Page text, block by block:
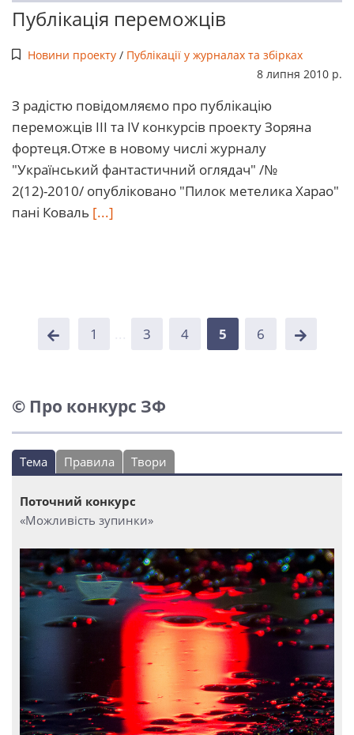
Публікація переможців
Новини проекту/ Публікації у журналах та збірках
8 липня 2010 р.
З радістю повідомляємо про публікацію
переможців III та IV конкурсів проекту Зоряна
фортеця.Отже в новому числі журналу
"Український фантастичний оглядач" /№
2(12)-2010/ опубліковано "Пилок метелика Харао"
пані Коваль [...]
1 3 4 5 6
© Про конкурс ЗФ
Тема Правила Твори
Поточний конкурс
«Можливість зупинки»